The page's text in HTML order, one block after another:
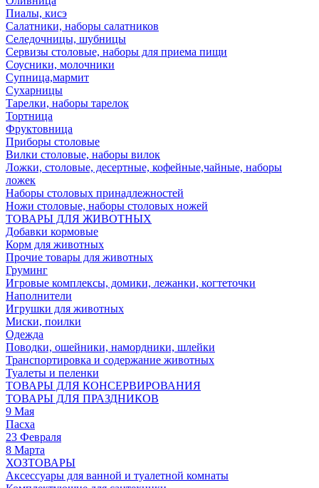
Пиалы, кисэ
Салатники, наборы салатников
Селедочницы, шубницы
Сервизы столовые, наборы для приема пищи
Соусники, молочники
Супница,мармит
Сухарницы
Тарелки, наборы тарелок
Тортница
Фруктовница
Приборы столовые
Вилки столовые, наборы вилок
Ложки, столовые, десертные, кофейные,чайные, наборы
ложек
Наборы столовых принадлежностей
Ножи столовые, наборы столовых ножей
ТОВАРЫ ДЛЯ ЖИВОТНЫХ
Добавки кормовые
Корм для животных
Прочие товары для животных
Груминг
Игровые комплексы, домики, лежанки, когтеточки
Наполнители
Игрушки для животных
Миски, поилки
Одежда
Поводки, ошейники, намордники, шлейки
Транспортировка и содержание животных
Туалеты и пеленки
ТОВАРЫ ДЛЯ КОНСЕРВИРОВАНИЯ
ТОВАРЫ ДЛЯ ПРАЗДНИКОВ
9 Мая
Пасха
23 Февраля
8 Марта
ХОЗТОВАРЫ
Аксессуары для ванной и туалетной комнаты